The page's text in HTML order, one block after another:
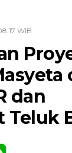
WIB
dan
Teluk